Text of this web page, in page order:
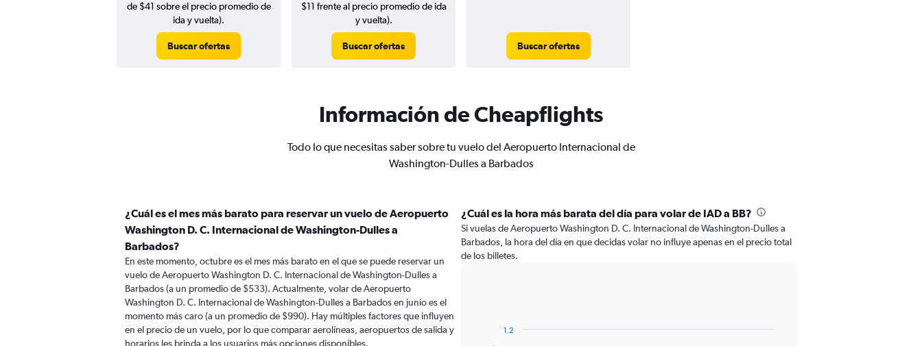
de $41 sobre el precio promedio de
ida y vuelta).
Buscar ofertas
$11 frente al precio promedio de ida
y vuelta).
Buscar ofertas Buscar ofertas
Información de Cheapflights
Todo lo que necesitas saber sobre tu vuelo del Aeropuerto Internacional de
Washington-Dulles a Barbados
¿Cuál es el mes más barato para reservar un vuelo de Aeropuerto
Washington D. C. Internacional de Washington-Dulles a
Barbados?
En este momento, octubre es el mes más barato en el que se puede reservar un
vuelo de Aeropuerto Washington D. C. Internacional de Washington-Dulles a
Barbados (a un promedio de $533). Actualmente, volar de Aeropuerto
Washington D. C. Internacional de Washington-Dulles a Barbados en junio es el
momento más caro (a un promedio de $990). Hay múltiples factores que influyen
en el precio de un vuelo, por lo que comparar aerolíneas, aeropuertos de salida y
horarios les brinda a los usuarios más opciones disponibles.
¿Cuál es la hora más barata del día para volar de IAD a BB?
Si vuelas de Aeropuerto Washington D. C. Internacional de Washington-Dulles a
Barbados, la hora del día en que decidas volar no influye apenas en el precio total
de los billetes.
1.2